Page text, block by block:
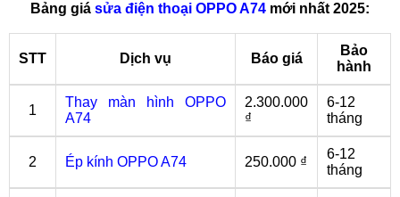
Bảng giá sửa điện thoại OPPO A74 mới nhất 2025:
STT Dịch vụ Báo giá
Bảo
hành
1
Thay màn hình OPPO
A74
2.300.000
₫
6-12
tháng
2 Ép kính OPPO A74 250.000 ₫
6-12
tháng